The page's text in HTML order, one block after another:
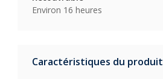
Environ 16 heures
Caractéristiques du produit